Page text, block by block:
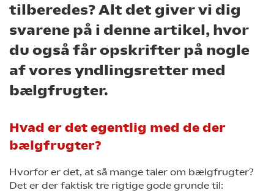
tilberedes? Alt det giver vi dig
svarene på i denne artikel, hvor
du også får opskrifter på nogle
af vores yndlingsretter med
bælgfrugter.
Hvad er det egentlig med de der
bælgfrugter?
Hvorfor er det, at så mange taler om bælgfrugter?
Det er der faktisk tre rigtige gode grunde til: